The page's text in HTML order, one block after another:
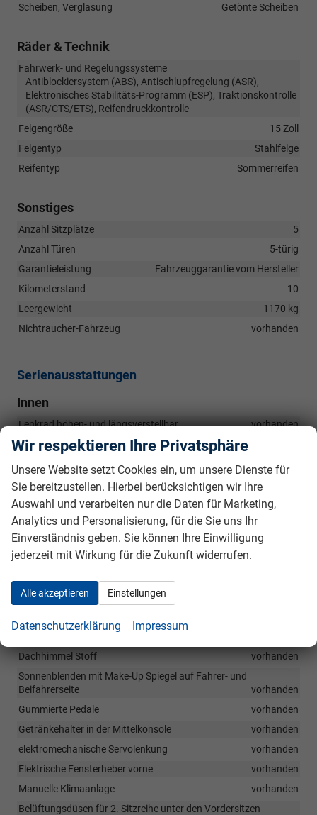
Scheiben, Verglasung
Getönte Scheiben
Räder & Technik
Fahrwerk- und Regelungssysteme
Antiblockiersystem (ABS), Antischlupfregelung (ASR),
Elektronisches Stabilitäts-Programm (ESP), Traktionskontrolle
(ASR/CTS/ETS), Reifendruckkontrolle
Felgengröße
15 Zoll
Felgentyp
Stahlfelge
Reifentyp
Sommerreifen
Sonstiges
Anzahl Sitzplätze
5
Anzahl Türen
5-türig
Garantieleistung
Fahrzeuggarantie vom Hersteller
Kilometerstand
10
Leergewicht
1170 kg
Nichtraucher-Fahrzeug
vorhanden
Serienausstattungen
Innen
Lenkrad höhen- und längsverstellbar
vorhanden
Kopfstützen für Fahrer und Beifahrer höhenverstellbar
Kopfstützen im Fond höhenverstellbar
vorhanden
Fahrersitz höhenverstellbar
vorhanden
Rücksitzlehne (2. Sitzreihe) geteilt umklappbar
vorhanden
Türinnengriffe schwarz
vorhanden
Innenraumbeleuchtung vorne
Gepäckraumbeleuchtung
Dachhimmel Stoff
vorhanden
Sonnenblenden mit Make-Up Spiegel auf Fahrer- und
Beifahrerseite
vorhanden
Gummierte Pedale
vorhanden
Getränkehalter in der Mittelkonsole
vorhanden
elektromechanische Servolenkung
vorhanden
Elektrische Fensterheber vorne
vorhanden
Manuelle Klimaanlage
vorhanden
Belüftungsdüsen für 2. Sitzreihe unter den Vordersitzen
Wir respektieren Ihre Privatsphäre
Unsere Website setzt Cookies ein, um unsere Dienste für
Sie bereitzustellen. Hierbei berücksichtigen wir Ihre
Auswahl und verarbeiten nur die Daten für Marketing,
Analytics und Personalisierung, für die Sie uns Ihr
Einverständnis geben. Sie können Ihre Einwilligung
jederzeit mit Wirkung für die Zukunft widerrufen.
Alle akzeptieren Einstellungen
Datenschutzerklärung Impressum